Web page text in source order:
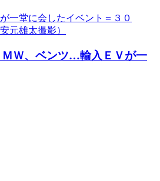
ＭＷ、ベンツ…輸入ＥＶが一